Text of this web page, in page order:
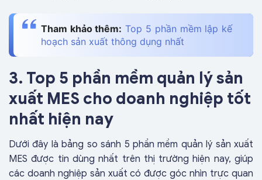
Tham khảo thêm: Top 5 phần mềm lập kế
hoạch sản xuất thông dụng nhất
3. Top 5 phần mềm quản lý sản
xuất MES cho doanh nghiệp tốt
nhất hiện nay
Dưới đây là bảng so sánh 5 phần mềm quản lý sản xuất
MES được tin dùng nhất trên thị trường hiện nay, giúp
các doanh nghiệp sản xuất có được góc nhìn trực quan